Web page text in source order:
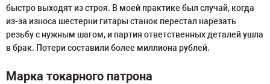
быстро выходят из строя. В моей практике был случай, когда
из-за износа шестерни гитары станок перестал нарезать
резьбу с нужным шагом, и партия ответственных деталей ушла
в брак. Потери составили более миллиона рублей.
Марка токарного патрона